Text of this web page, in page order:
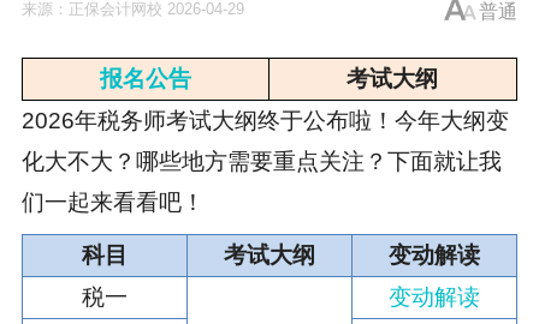
普通
来源： 正保会计网校 2026-04-29
报名公告
考试大纲
2026年税务师考试大纲终于公布啦！今年大纲变
化大不大？哪些地方需要重点关注？下面就让我
们一起来看看吧！
科目 考试大纲
变动解读
税一
变动解读